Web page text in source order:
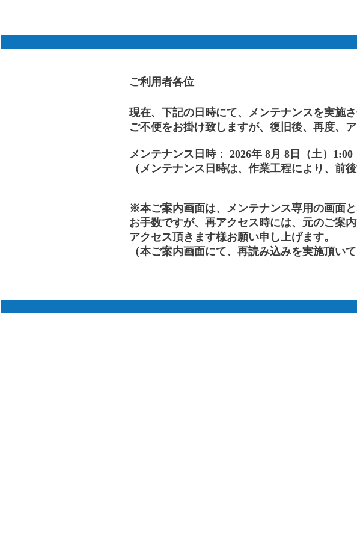
ご利用者各位
現在、下記の日時にて、メンテナンスを実施さ
ご不便をお掛け致しますが、復旧後、再度、
メンテナンス日時： 2026年 8月 8日（土）1:00
（メンテナンス日時は、作業工程により、前
※本ご案内画面は、メンテナンス専用の画面と
お手数ですが、再アクセス時には、元のご案
アクセス頂きます様お願い申し上げます。
（本ご案内画面にて、再読み込みを実施頂い